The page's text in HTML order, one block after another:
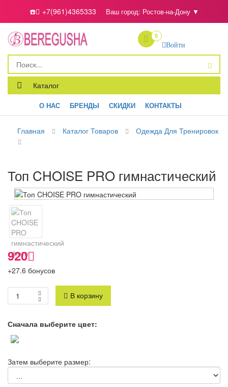
☎️ +7(961)4365333 Ваш город: Ростов-на-Дону▼
0
Войти
Каталог
О НАС БРЕНДЫ СКИДКИ КОНТАКТЫ
Главная Каталог Товаров Одежда Для Тренировок
Топ CHOISE PRO гимнастический
920
+27.6 бонусов
В корзину
Сначала выберите цвет:
Затем выберите размер: